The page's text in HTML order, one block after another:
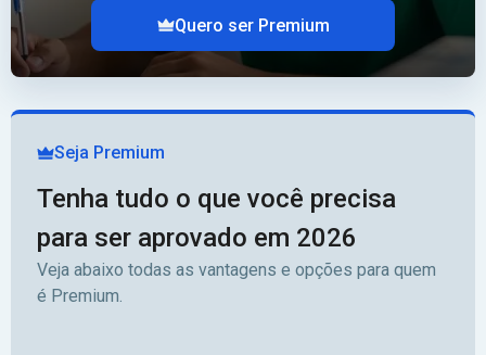
Quero ser Premium
Seja Premium
Tenha tudo o que você precisa
para ser aprovado em 2026
Veja abaixo todas as vantagens e opções para quem
é Premium.